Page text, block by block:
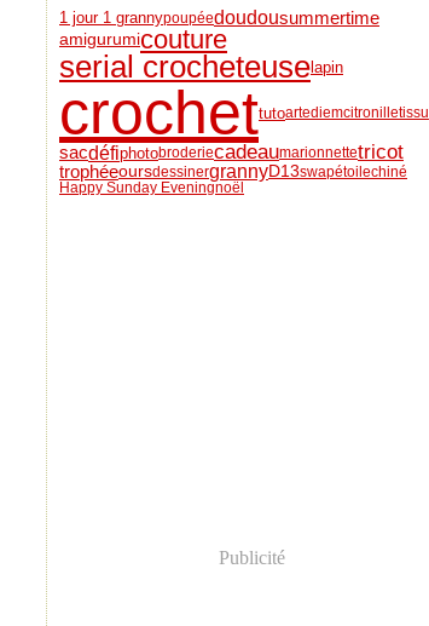
1 jour 1 grannypoupéedoudousummertime
amigurumicouture
serial crocheteuselapin
crochettutoartediemcitronilletissu
sacdéfiphotobroderiecadeaumarionnettetricot
trophéeoursdessinergrannyD13swapétoilechiné
Happy Sunday Eveningnoël
Publicité